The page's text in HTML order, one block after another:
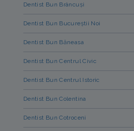
Dentist Bun Brâncuși
Dentist Bun Bucureștii Noi
Dentist Bun Băneasa
Dentist Bun Centrul Civic
Dentist Bun Centrul Istoric
Dentist Bun Colentina
Dentist Bun Cotroceni